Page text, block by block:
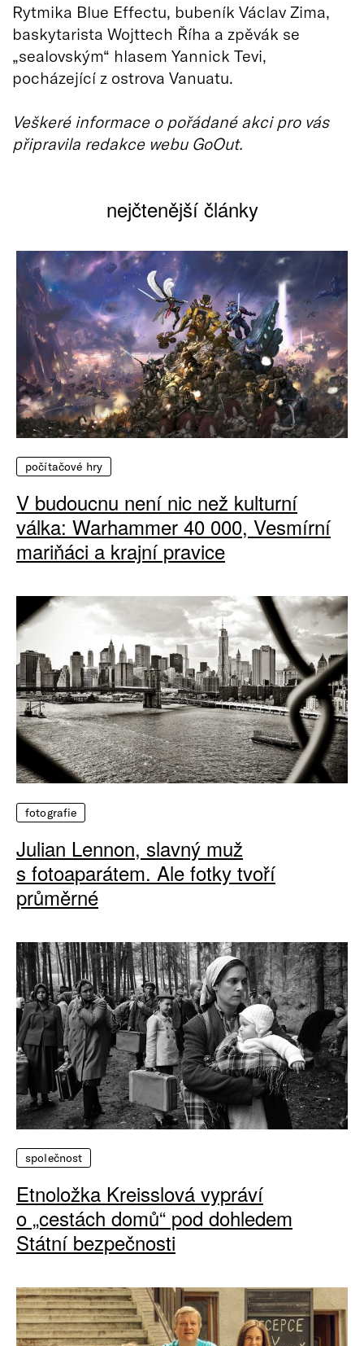
Rytmika Blue Effectu, bubeník Václav Zima,
baskytarista Wojttech Říha a zpěvák se
„sealovským“ hlasem Yannick Tevi,
pocházející z ostrova Vanuatu.
Veškeré informace o pořádané akci pro vás
připravila redakce webu GoOut.
nejčtenější články
počítačové hry
V budoucnu není nic než kulturní
válka: Warhammer 40 000, Vesmírní
mariňáci a krajní pravice
fotografie
Julian Lennon, slavný muž
s fotoaparátem. Ale fotky tvoří
průměrné
společnost
Etnoložka Kreisslová vypráví
o „cestách domů“ pod dohledem
Státní bezpečnosti